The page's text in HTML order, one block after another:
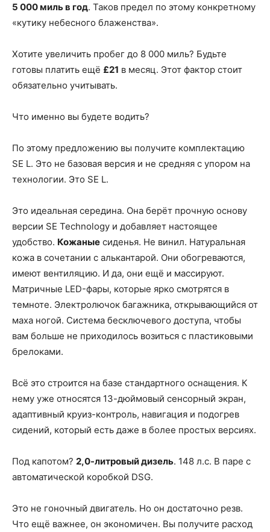
5 000 миль в год. Таков предел по этому конкретному
«кутику небесного блаженства».
Хотите увеличить пробег до 8 000 миль? Будьте
готовы платить ещё £21 в месяц. Этот фактор стоит
обязательно учитывать.
Что именно вы будете водить?
По этому предложению вы получите комплектацию
SE L. Это не базовая версия и не средняя с упором на
технологии. Это SE L.
Это идеальная середина. Она берёт прочную основу
версии SE Technology и добавляет настоящее
удобство. Кожаные сиденья. Не винил. Натуральная
кожа в сочетании с алькантарой. Они обогреваются,
имеют вентиляцию. И да, они ещё и массируют.
Матричные LED-фары, которые ярко смотрятся в
темноте. Электролючок багажника, открывающийся от
маха ногой. Система бесключевого доступа, чтобы
вам больше не приходилось возиться с пластиковыми
брелоками.
Всё это строится на базе стандартного оснащения. К
нему уже относятся 13-дюймовый сенсорный экран,
адаптивный круиз-контроль, навигация и подогрев
сидений, который есть даже в более простых версиях.
Под капотом? 2,0-литровый дизель. 148 л.с. В паре с
автоматической коробкой DSG.
Это не гоночный двигатель. Но он достаточно резв.
Что ещё важнее, он экономичен. Вы получите расход